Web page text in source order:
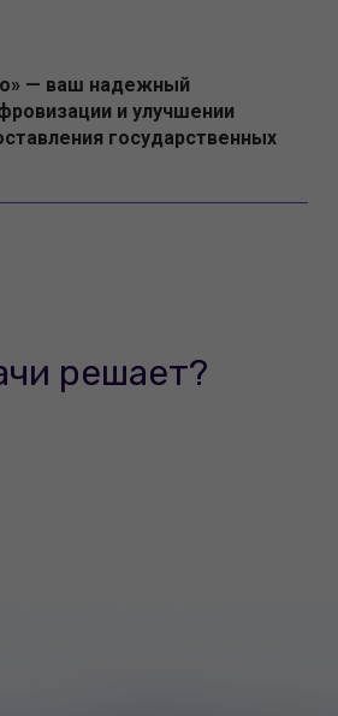
— ваш надежный
и улучшении
государственных
решает?